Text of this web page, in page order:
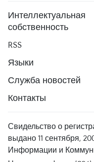
Интеллектуальная
собственность
RSS
Языки
Служба новостей
Контакты
Свидельство о
выдано 11 сентября,
Информации и